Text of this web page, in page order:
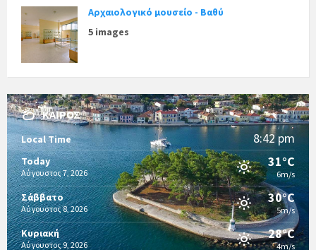
Αρχαιολογικό μουσείο - Βαθύ
5 images
ΚΑΙΡΌΣ
Local Time 8:42 pm
Today
Αύγουστος 7, 2026
31°C
6m/s
Σάββατο
Αύγουστος 8, 2026
30°C
5m/s
Κυριακή
Αύγουστος 9, 2026
28°C
4m/s